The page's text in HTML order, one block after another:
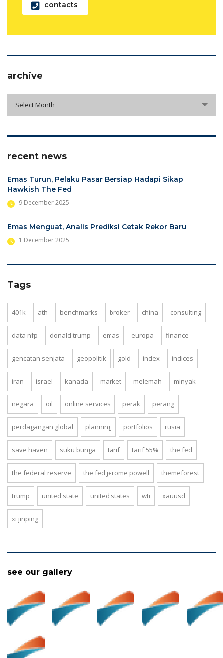
contacts
archive
Select Month
recent news
Emas Turun, Pelaku Pasar Bersiap Hadapi Sikap
Hawkish The Fed
9 December 2025
Emas Menguat, Analis Prediksi Cetak Rekor Baru
1 December 2025
Tags
401k ath benchmarks broker china consulting
data nfp donald trump emas europa finance
gencatan senjata geopolitik gold index indices
iran israel kanada market melemah minyak
negara oil online services perak perang
perdagangan global planning portfolios rusia
save haven suku bunga tarif tarif 55% the fed
the federal reserve the fed jerome powell themeforest
trump united state united states wti xauusd
xi jinping
see our gallery